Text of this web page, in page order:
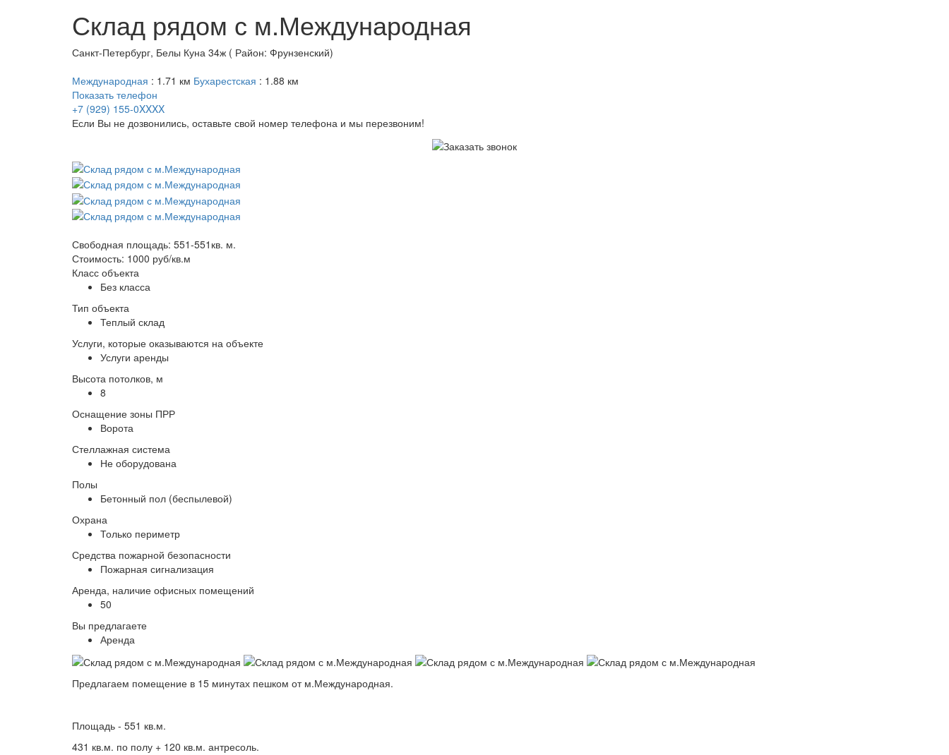
Склад рядом с м.Международная
Санкт-Петербург, Белы Куна 34ж ( Район: Фрунзенский)
Международная : 1.71 км Бухарестская : 1.88 км
Показать телефон
+7 (929) 155-0XXXX
Если Вы не дозвонились, оставьте свой номер телефона и мы перезвоним!
Свободная площадь: 551-551кв. м.
Стоимость: 1000 руб/кв.м
Класс объекта
Без класса
Тип объекта
Теплый склад
Услуги, которые оказываются на объекте
Услуги аренды
Высота потолков, м
8
Оснащение зоны ПРР
Ворота
Стеллажная система
Не оборудована
Полы
Бетонный пол (беспылевой)
Охрана
Только периметр
Средства пожарной безопасности
Пожарная сигнализация
Аренда, наличие офисных помещений
50
Вы предлагаете
Аренда
Предлагаем помещение в 15 минутах пешком от м.Международная.
Площадь - 551 кв.м.
431 кв.м. по полу + 120 кв.м. антресоль.